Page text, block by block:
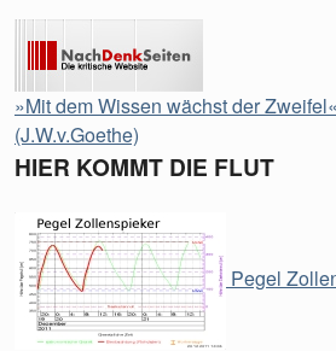
»Mit dem Wissen wächst der Zweifel«
(J.W.v.Goethe)
HIER KOMMT DIE FLUT
Pegel